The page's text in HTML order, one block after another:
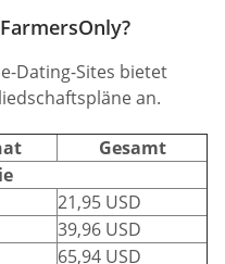
Dating-Sites bietet
an.
Gesamt
21,95 USD
39,96 USD
65,94 USD